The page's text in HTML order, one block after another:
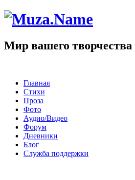
Мир вашего творчества
Главная
Стихи
Проза
Фото
Аудио/Видео
Форум
Дневники
Блог
Служба поддержки